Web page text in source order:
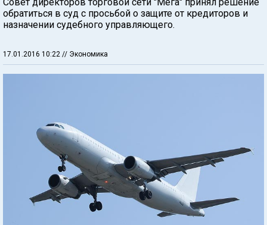
обратиться в суд с просьбой о защите от кредиторов и
назначении судебного управляющего.
17.01.2016 10:22 // Экономика